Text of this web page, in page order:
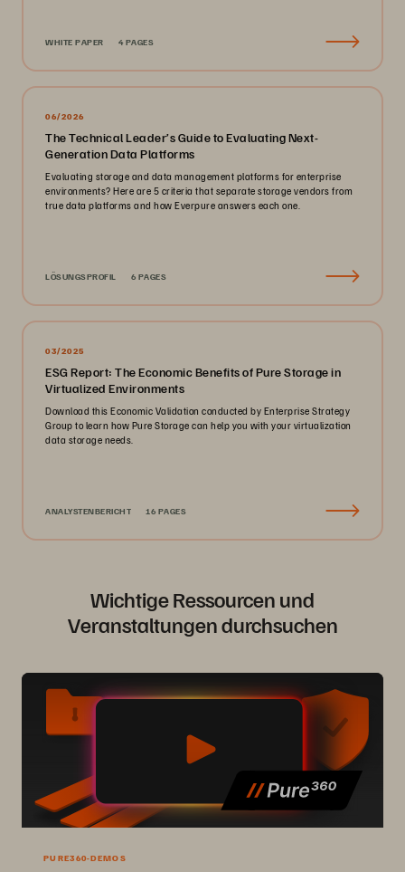
WHITE PAPER 4 PAGES
06/2026
The Technical Leader’s Guide to Evaluating Next-
Generation Data Platforms
Evaluating storage and data management platforms for enterprise
environments? Here are 5 criteria that separate storage vendors from
true data platforms and how Everpure answers each one.
LÖSUNGSPROFIL 6 PAGES
03/2025
ESG Report: The Economic Benefits of Pure Storage in
Virtualized Environments
Download this Economic Validation conducted by Enterprise Strategy
Group to learn how Pure Storage can help you with your virtualization
data storage needs.
ANALYSTENBERICHT 16 PAGES
Wichtige Ressourcen und
Veranstaltungen durchsuchen
PURE360-DEMOS